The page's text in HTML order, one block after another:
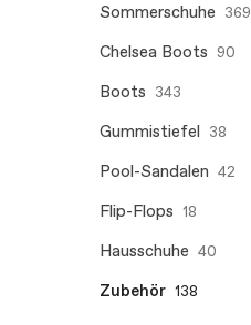
Sommerschuhe 369
Chelsea Boots 90
Boots 343
Gummistiefel 38
Pool-Sandalen 42
Flip-Flops 18
Hausschuhe 40
Zubehör 138